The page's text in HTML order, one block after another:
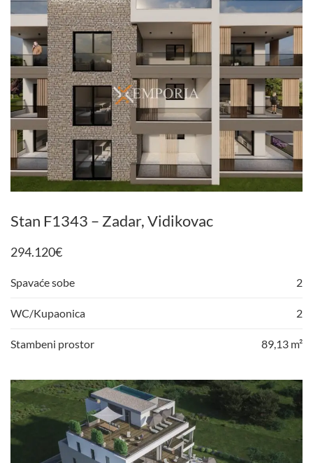
Stan F1343 – Zadar, Vidikovac
294.120€
Spavaće sobe 2
WC/Kupaonica 2
Stambeni prostor 89,13 m²